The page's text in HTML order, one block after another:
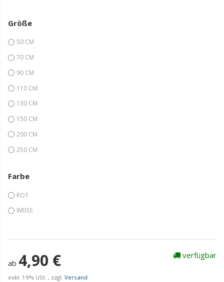
Größe
50 CM
70 CM
90 CM
110 CM
130 CM
150 CM
200 CM
250 CM
Farbe
ROT
WEISS
ab 4,90 €
exkl. 19% USt. , zzgl. Versand
verfügbar